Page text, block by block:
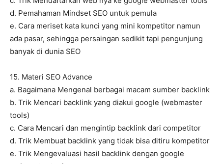
d. Pemahaman Mindset SEO untuk pemula
e. Cara meriset kata kunci yang mini kompetitor namun
ada pasar, sehingga persaingan sedikit tapi pengunjung
banyak di dunia SEO
15. Materi SEO Advance
a. Bagaimana Mengenal berbagai macam sumber backlink
b. Trik Mencari backlink yang diakui google (webmaster
tools)
c. Cara Mencari dan mengintip backlink dari competitor
d. Trik Membuat backlink yang tidak bisa ditiru kompetitor
e. Trik Mengevaluasi hasil backlink dengan google